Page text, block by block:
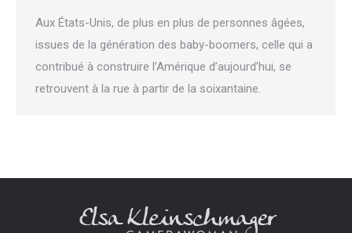
Aux États-Unis, de plus en plus de personnes âgées,
issues de la génération des baby-boomers, celle qui a
contribué à construire l’Amérique d’aujourd’hui, se
retrouvent à la rue à partir de la soixantaine.